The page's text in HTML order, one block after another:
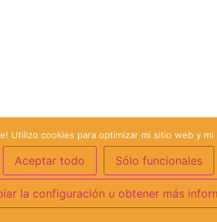
Utilizo cookies para optimizar mi sitio web y mi
Aceptar todo Sólo funcionales
la configuración u obtener más